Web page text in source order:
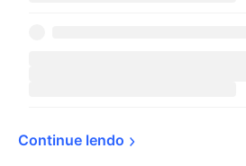
Continue lendo